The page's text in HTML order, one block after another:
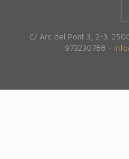
C/ Arc del Pont 3, 2-3.
973230788 -